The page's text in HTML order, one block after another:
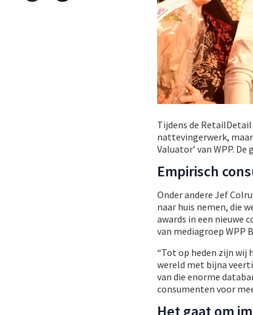
Tijdens de
nattevingerwerk,
Valuator’ van WPP.
Empirisch
Onder andere Jef
naar huis nemen, die
awards in een nieuwe
van mediagroep WPP
“Tot op heden zijn wij
wereld met bijna
van die enorme
consumenten voor